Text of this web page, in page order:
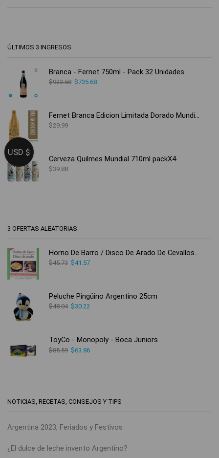
ÚLTIMOS 3 INGRESOS
Branca - Fernet 750ml - Pack 32 Unidades
$923.58 $735.68
Fernet Branca Edicion Limitada Dorado Mundial
$29.99
Cerveza Quilmes Mundial 710ml packX4
$39.88
3 OFERTAS ALEATORIAS
Horno De Barro / Disco De Arado De Cevallos, Fernando
$45.73 $41.57
Peluche Pingüino Argentino 25cm
$48.04 $30.22
ToyCo - Monopoly - Boca Juniors
$85.59 $63.86
NOTICIAS, RECETAS, CONSEJOS Y TIPS
Argentina 2023, Feriados y Festivos
¿El dulce de leche invento Argentino?
USD $